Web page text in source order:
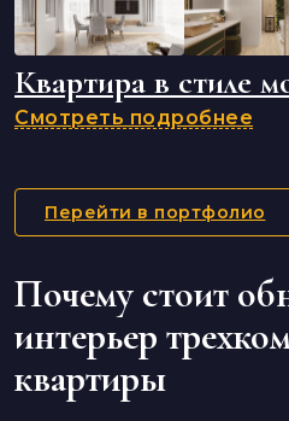
Квартира в стиле
Смотреть подробнее
Перейти в портфолио
Почему стоит
интерьер
квартиры